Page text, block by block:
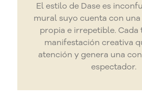
El estilo de Dase es
mural suyo cuenta con
propia e irrepetible. Cada
manifestación creativa
atención y genera una
espectador.